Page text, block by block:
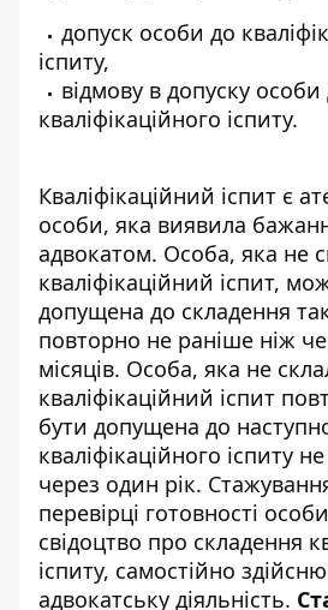
допуск особи до
іспиту,
відмову в допуску особи
кваліфікаційного іспиту.
Кваліфікаційний іспит є
особи, яка виявила
адвокатом. Особа, яка не
кваліфікаційний іспит,
допущена до складення
повторно не раніше ніж
місяців. Особа, яка не
кваліфікаційний іспит
бути допущена до
кваліфікаційного іспиту
через один рік.
перевірці готовності
свідоцтво про складення
іспиту, самостійно
адвокатську діяльність.